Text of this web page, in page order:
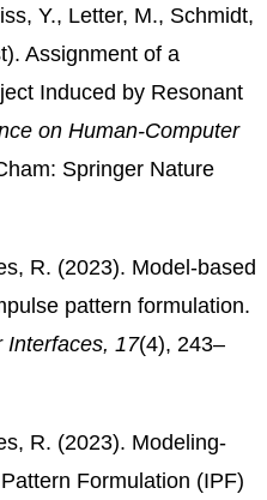
Y., Letter, M., Schmidt,
Assignment of a
Induced by Resonant
on Human-Computer
Springer Nature
R. (2023). Model-based
pattern formulation.
Interfaces, 17(4), 243–
R. (2023). Modeling-
Formulation (IPF)